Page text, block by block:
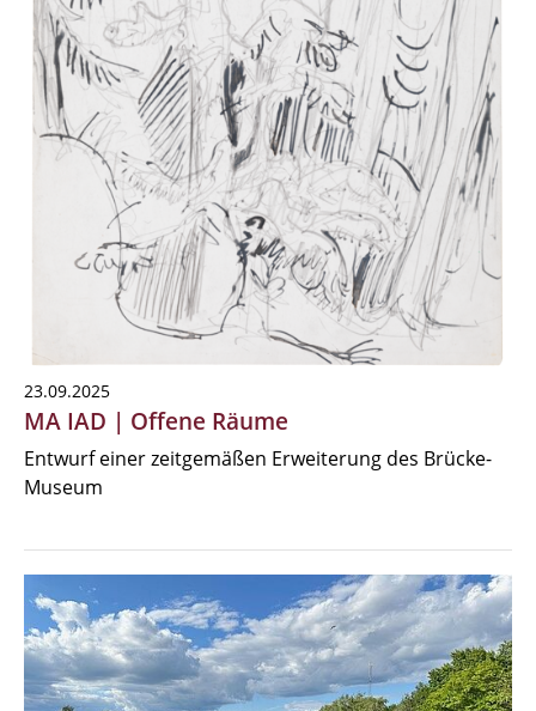
23.09.2025
MA IAD | Offene Räume
Entwurf einer zeitgemäßen Erweiterung des Brücke-
Museum